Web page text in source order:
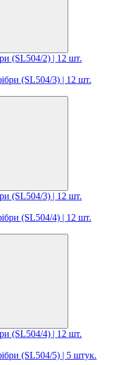
(SL504/2) | 12 шт.
(SL504/3) | 12 шт.
(SL504/4) | 12 шт.